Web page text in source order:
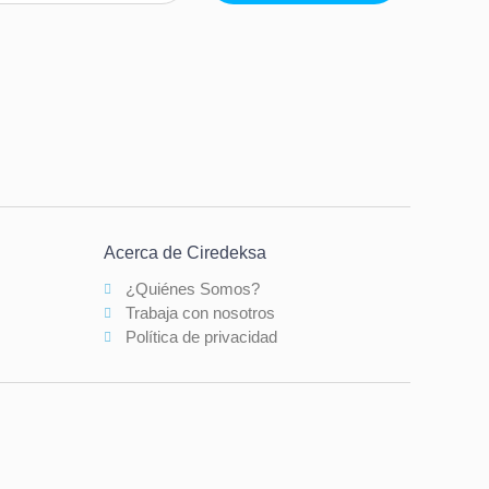
Acerca de Ciredeksa
¿Quiénes Somos?
Trabaja con nosotros
Política de privacidad